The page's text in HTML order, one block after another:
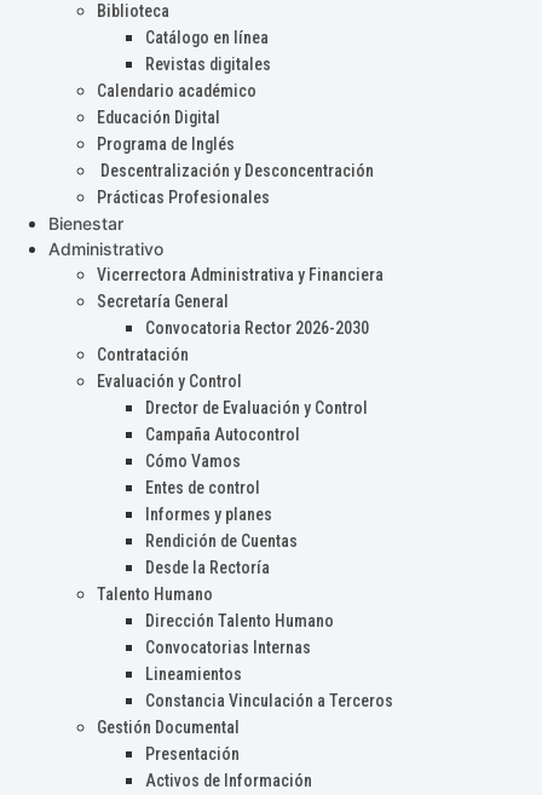
Biblioteca
Catálogo en línea
Revistas digitales
Calendario académico
Educación Digital
Programa de Inglés
Descentralización y Desconcentración
Prácticas Profesionales
Bienestar
Administrativo
Vicerrectora Administrativa y Financiera
Secretaría General
Convocatoria Rector 2026-2030
Contratación
Evaluación y Control
Drector de Evaluación y Control
Campaña Autocontrol
Cómo Vamos
Entes de control
Informes y planes
Rendición de Cuentas
Desde la Rectoría
Talento Humano
Dirección Talento Humano
Convocatorias Internas
Lineamientos
Constancia Vinculación a Terceros
Gestión Documental
Presentación
Activos de Información